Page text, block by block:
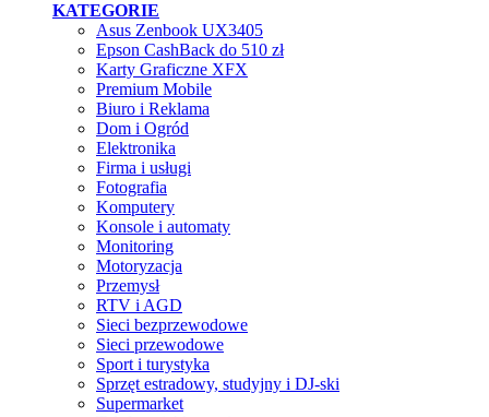
KATEGORIE
Asus Zenbook UX3405
Epson CashBack do 510 zł
Karty Graficzne XFX
Premium Mobile
Biuro i Reklama
Dom i Ogród
Elektronika
Firma i usługi
Fotografia
Komputery
Konsole i automaty
Monitoring
Motoryzacja
Przemysł
RTV i AGD
Sieci bezprzewodowe
Sieci przewodowe
Sport i turystyka
Sprzęt estradowy, studyjny i DJ-ski
Supermarket